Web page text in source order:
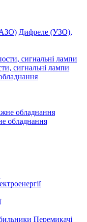
Дифреле (УЗО),
сигнальні лампи
обладнання
Перемикачі